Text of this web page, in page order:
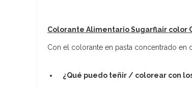
Colorante Alimentario Sugarflair color
Con el colorante en pasta concentrado en
¿Qué puedo teñir / colorear con